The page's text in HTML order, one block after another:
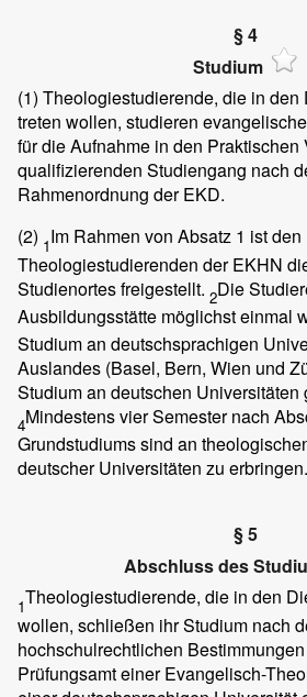
§ 4
Studium
(1) Theologiestudierende, die in den
treten wollen, studieren
für die Aufnahme in den
qualifizierenden Studiengang nach
Rahmenordnung der EKD.
(2) 1Im Rahmen von Absatz 1 ist den
Theologiestudierenden der EKHN
Studienortes freigestellt. 2Die
Ausbildungsstätte möglichst einmal
Studium an deutschsprachigen
Auslandes (Basel, Bern, Wien und
Studium an deutschen Universitäten
4Mindestens vier Semester nach
Grundstudiums sind an
deutscher Universitäten zu erbringen.
§ 5
Abschluss des
1Theologiestudierende, die in den
wollen, schließen ihr Studium nach
hochschulrechtlichen
Prüfungsamt einer Evangelisch-